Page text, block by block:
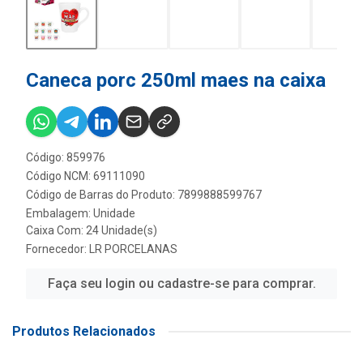
Caneca porc 250ml maes na caixa
Código: 859976
Código NCM: 69111090
Código de Barras do Produto: 7899888599767
Embalagem: Unidade
Caixa Com: 24 Unidade(s)
Fornecedor:
LR PORCELANAS
Faça seu login ou cadastre-se para comprar.
Produtos Relacionados